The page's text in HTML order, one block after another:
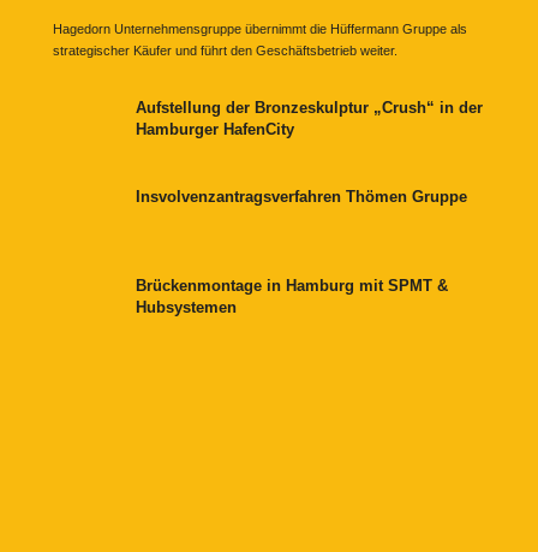
Hagedorn Unternehmensgruppe übernimmt die Hüffermann Gruppe als
strategischer Käufer und führt den Geschäftsbetrieb weiter.
Aufstellung der Bronzeskulptur „Crush“ in der
Hamburger HafenCity
Insvolvenzantragsverfahren Thömen Gruppe
Brückenmontage in Hamburg mit SPMT &
Hubsystemen